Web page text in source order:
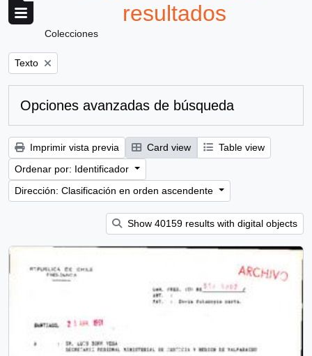
resultados
Colecciones
Remove filter:
Texto
Opciones avanzadas de búsqueda
Imprimir vista previa Card view
Table view
Ordenar por: Identificador
Dirección: Clasificación en orden ascendente
Show 40159 results with digital objects